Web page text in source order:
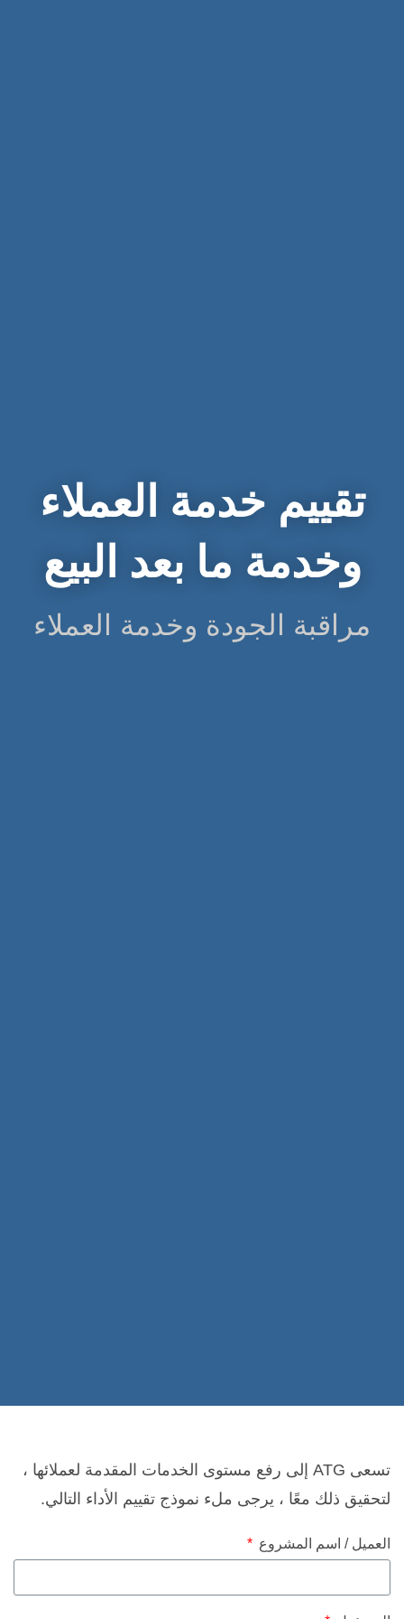
تقييم خدمة العملاء
وخدمة ما بعد البيع
مراقبة الجودة وخدمة العملاء
تسعى ATG إلى رفع مستوى الخدمات المقدمة لعملائها ،
لتحقيق ذلك معًا ، يرجى ملء نموذج تقييم الأداء التالي.
العميل / اسم المشروع